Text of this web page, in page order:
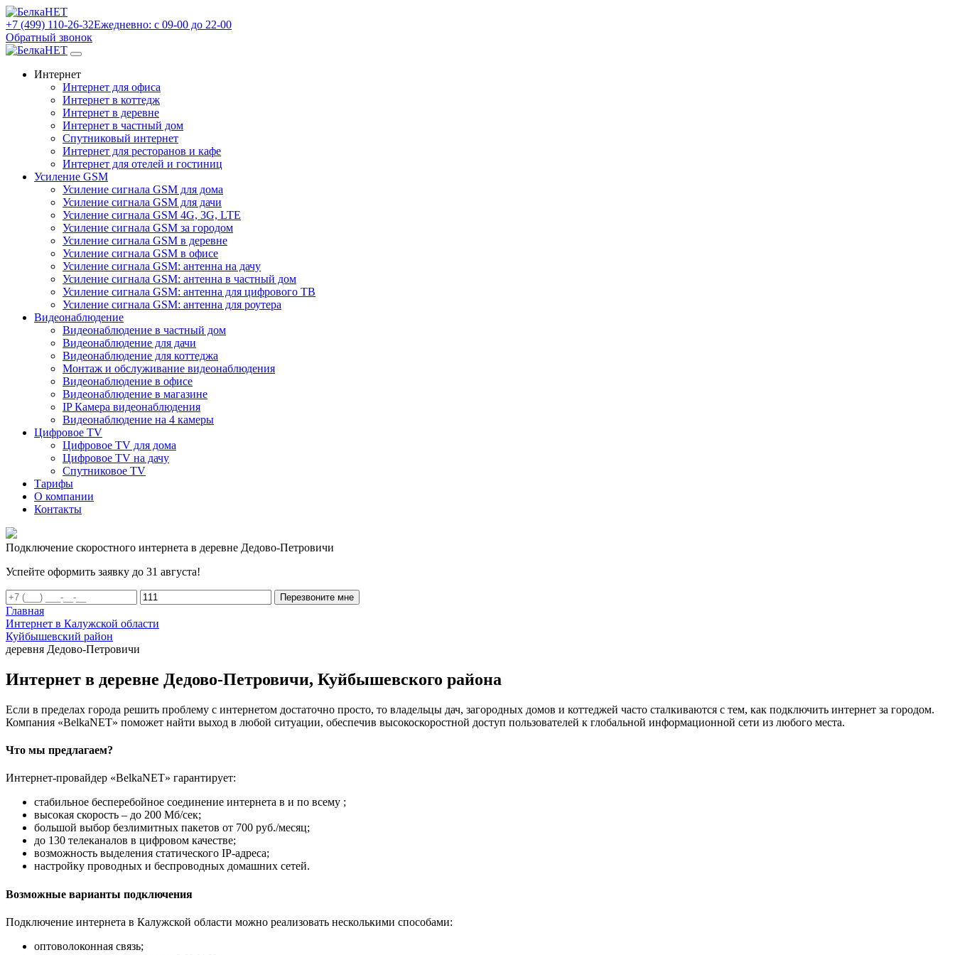
+7 (499) 110-26-32Ежедневно: с 09-00 до 22-00
Обратный звонок
Интернет
Интернет для офиса
Интернет в коттедж
Интернет в деревне
Интернет в частный дом
Спутниковый интернет
Интернет для ресторанов и кафе
Интернет для отелей и гостиниц
Усиление GSM
Усиление сигнала GSM для дома
Усиление сигнала GSM для дачи
Усиление сигнала GSM 4G, 3G, LTE
Усиление сигнала GSM за городом
Усиление сигнала GSM в деревне
Усиление сигнала GSM в офисе
Усиление сигнала GSM: антенна на дачу
Усиление сигнала GSM: антенна в частный дом
Усиление сигнала GSM: антенна для цифрового ТВ
Усиление сигнала GSM: антенна для роутера
Видеонаблюдение
Видеонаблюдение в частный дом
Видеонаблюдение для дачи
Видеонаблюдение для коттеджа
Монтаж и обслуживание видеонаблюдения
Видеонаблюдение в офисе
Видеонаблюдение в магазине
IP Камера видеонаблюдения
Видеонаблюдение на 4 камеры
Цифровое TV
Цифровое TV для дома
Цифровое TV на дачу
Спутниковое TV
Тарифы
О компании
Контакты
Подключение скоростного интернета в деревне Дедово-Петровичи
Успейте оформить заявку до 31 августа!
Перезвоните мне
Главная
Интернет в Калужской области
Куйбышевский район
деревня Дедово-Петровичи
Интернет в деревне Дедово-Петровичи, Куйбышевского района
Если в пределах города решить проблему с интернетом достаточно просто, то владельцы дач, загородных домов и коттеджей часто сталкиваются с тем, как подключить интернет за городом.
Компания «BelkaNET» поможет найти выход в любой ситуации, обеспечив высокоскоростной доступ пользователей к глобальной информационной сети из любого места.
Что мы предлагаем?
Интернет-провайдер «BelkaNET» гарантирует:
стабильное бесперебойное соединение интернета в и по всему ;
высокая скорость – до 200 Мб/сек;
большой выбор безлимитных пакетов от 700 руб./месяц;
до 130 телеканалов в цифровом качестве;
возможность выделения статического IP-адреса;
настройку проводных и беспроводных домашних сетей.
Возможные варианты подключения
Подключение интернета в Калужской области можно реализовать несколькими способами:
оптоволоконная связь;